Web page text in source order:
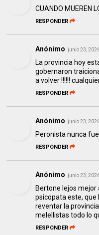
CUANDO MUEREN
RESPONDER
Anónimo junio 23,
La provincia hoy
gobernaron
a volver !!!!!!
RESPONDER
Anónimo junio 23,
Peronista nunca
RESPONDER
Anónimo junio 23,
Bertone lejos mejor
psicopata este, que
reventar la
melellistas todo lo
RESPONDER